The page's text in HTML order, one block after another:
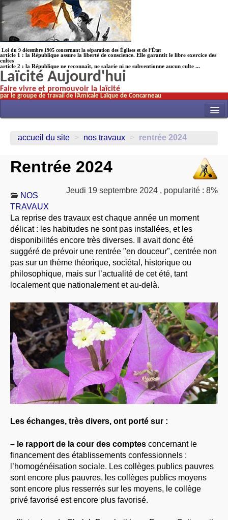
Loi du 9 décembre 1905 concernant la séparation des Églises et de l’État
article 1 : la République assure la liberté de conscience. Elle garantit le libre exercice des
cultes
article 2 : la République ne reconnaît, ne salarie ni ne subventionne aucun culte ...
Laïcité Aujourd'hui
Faire vivre et promouvoir la laïcité
par le groupe de travail de l’Amicale Laïque de Concarneau
NOS TRAVAUX
HISTOIRE(s)
LAICITHÈQUE
À PROPOS
LIBRES OPINIONS
* [ connexion Adhérents ].
accueil du site > nos travaux > rentrée 2024
Rentrée 2024
Jeudi 19 septembre 2024 , popularité : 8%
NOS
TRAVAUX
La reprise des travaux est chaque année un moment
délicat : les habitudes ne sont pas installées, et les
disponibilités encore très diverses. Il avait donc été
suggéré de prévoir une rentrée "en douceur", centrée non
pas sur un thème théorique, sociétal, historique ou
philosophique, mais sur l’actualité de cet été, tant
localement que nationalement et au-delà.
Les échanges, très divers, ont porté sur :
– le rapport de la cour des comptes concernant le
financement des établissements confessionnels :
l’homogénéisation sociale. Les collèges publics pauvres
sont encore plus pauvres, les collèges publics moyens
sont encore plus resserrés sur les moyens, le collège
privé favorisé est encore plus favorisé.